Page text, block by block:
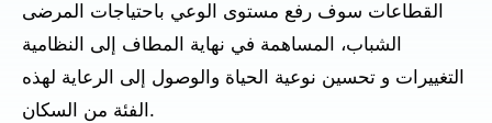
القطاعات سوف رفع مستوى الوعي باحتياجات المرضى
الشباب،
المساهمة في نهاية المطاف إلى النظامية
التغييرات و تحسين نوعية الحياة والوصول إلى الرعاية لهذه
الفئة من السكان .